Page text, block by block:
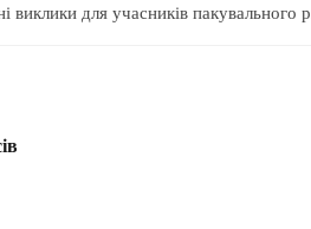
для учасників пакувального